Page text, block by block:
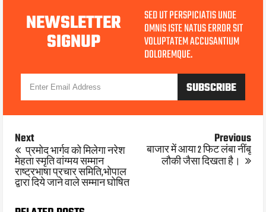
NEWSLETTER
SIGNUP
SED UT PERSPICIATIS UNDE
OMNIS ISTE NATUS ERROR SIT
VOLUPTATEM ACCUSANTIUM
DOLOREMQUE.
Next
प्रमोद भार्गव को मिलेगा नरेश
मेहता स्मृति वांग्मय सम्मान
राष्ट्रभाषा प्रचार समिति,भोपाल
द्वारा दिये जाने वाले सम्मान घोषित
Previous
बाजार में आया 2 फिट लंबा नींबू
लौकी जैसा दिखता है।